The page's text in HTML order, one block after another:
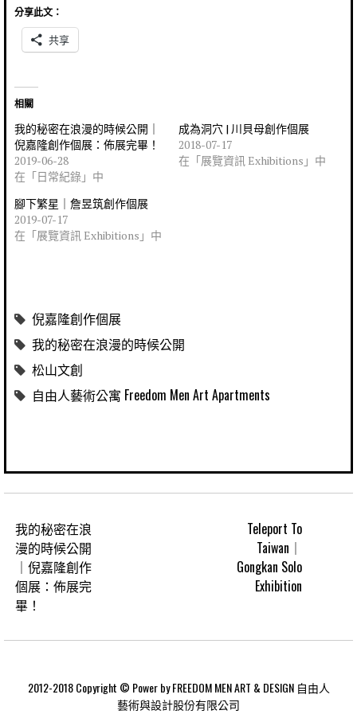
分享此文：
共享
相關
我的秘密在浪漫的時候公開｜
倪嘉隆創作個展：佈展完畢！
2019-06-28
在「日常紀錄」中
成為洞穴 | 川貝母創作個展
2018-07-17
在「展覽資訊 Exhibitions」中
腳下繁星｜詹昱筑創作個展
2019-07-17
在「展覽資訊 Exhibitions」中
倪嘉隆創作個展
我的秘密在浪漫的時候公開
松山文創
自由人藝術公寓 Freedom Men Art Apartments
我的秘密在浪
漫的時候公開
｜倪嘉隆創作
個展：佈展完
畢！
Teleport To
Taiwan｜
Gongkan Solo
Exhibition
2012-2018 Copyright © Power by FREEDOM MEN ART & DESIGN 自由人
藝術與設計股份有限公司